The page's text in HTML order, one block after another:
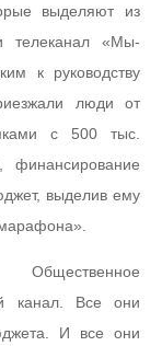
выделяют из
телеканал «Мы-
к руководству
люди от
с 500 тыс.
выделив ему
канал. Все они
И все они